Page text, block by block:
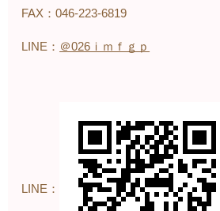
FAX：046-223-6819
LINE： ＠026ｉｍｆｇｐ
LINE：